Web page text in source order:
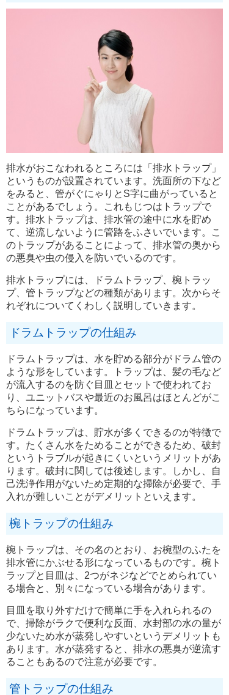
排水がおこなわれるところには「排水トラップ」
というものが設置されています。洗面所の下など
をみると、管がぐにゃりとS字に曲がっていると
ことがあるでしょう。これもじつはトラップで
す。排水トラップは、排水管の途中に水を貯め
て、逆流しないように管路をふさいでいます。こ
のトラップがあることによって、排水管の奥から
の悪臭や虫の侵入を防いでいるのです。
排水トラップには、ドラムトラップ、椀トラッ
プ、管トラップなどの種類があります。次からそ
れぞれについてくわしく説明していきます。
ドラムトラップの仕組み
ドラムトラップは、水を貯める部分がドラム管の
ような形をしています。トラップは、髪の毛など
が流入するのを防ぐ目皿とセットで使われてお
り、ユニットバスや最近のお風呂はほとんどがこ
ちらになっています。
ドラムトラップは、貯水が多くできるのが特徴で
す。たくさん水をためることができるため、破封
というトラブルが起きにくいというメリットがあ
ります。破封に関しては後述します。しかし、自
己洗浄作用がないため定期的な掃除が必要で、手
入れが難しいことがデメリットといえます。
椀トラップの仕組み
椀トラップは、その名のとおり、お椀型のふたを
排水管にかぶせる形になっているものです。椀ト
ラップと目皿は、2つがネジなどでとめられてい
る場合と、別々になっている場合があります。
目皿を取り外すだけで簡単に手を入れられるの
で、掃除がラクで便利な反面、水封部の水の量が
少ないため水が蒸発しやすいというデメリットも
あります。水が蒸発すると、排水の悪臭が逆流す
ることもあるので注意が必要です。
管トラップの仕組み